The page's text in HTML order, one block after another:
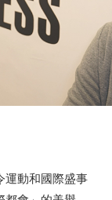
運動和國際盛事